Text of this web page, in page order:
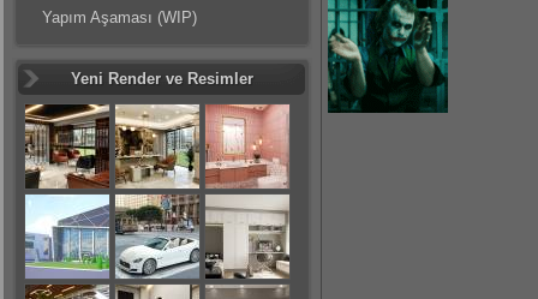
Yapım Aşaması (WIP)
Yeni Render ve Resimler